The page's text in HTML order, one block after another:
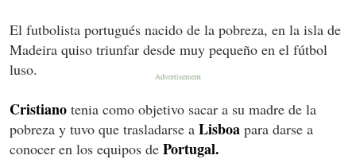
El futbolista portugués nacido de la pobreza, en la isla de
Madeira quiso triunfar desde muy pequeño en el fútbol
luso.
Cristiano tenia como objetivo sacar a su madre de la
pobreza y tuvo que trasladarse a Lisboa para darse a
conocer en los equipos de Portugal.